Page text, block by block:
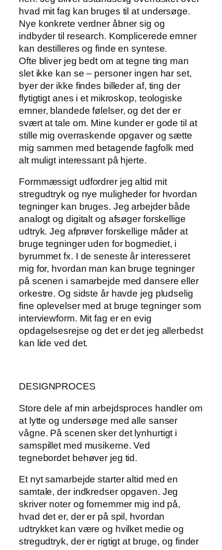
hvad mit fag kan bruges til at undersøge.
Nye konkrete verdner åbner sig og
indbyder til research. Komplicerede emner
kan destilleres og finde en syntese.
Ofte bliver jeg bedt om at tegne ting man
slet ikke kan se – personer ingen har set,
byer der ikke findes billeder af, ting der
flytigtigt anes i et mikroskop, teologiske
emner, blandede følelser, og det der er
svært at tale om. Mine kunder er gode til at
stille mig overraskende opgaver og sætte
mig sammen med betagende fagfolk med
alt muligt interessant på hjerte.
Formmæssigt udfordrer jeg altid mit
stregudtryk og nye muligheder for hvordan
tegninger kan bruges. Jeg arbejder både
analogt og digitalt og afsøger forskellige
udtryk. Jeg afprøver forskellige måder at
bruge tegninger uden for bogmediet, i
byrummet fx. I de seneste år interesseret
mig for, hvordan man kan bruge tegninger
på scenen i samarbejde med dansere eller
orkestre. Og sidste år havde jeg pludselig
fine oplevelser med at bruge tegninger som
interviewform. Mit fag er en evig
opdagelsesrejse og det er det jeg allerbedst
kan lide ved det.
DESIGNPROCES
Store dele af min arbejdsproces handler om
at lytte og undersøge med alle sanser
vågne. På scenen sker det lynhurtigt i
samspillet med musikerne. Ved
tegnebordet behøver jeg tid.
Et nyt samarbejde starter altid med en
samtale, der indkredser opgaven. Jeg
skriver noter og fornemmer mig ind på,
hvad det er, der er på spil, hvordan
udtrykket kan være og hvilket medie og
stregudtryk, der er rigtigt at bruge, og finder